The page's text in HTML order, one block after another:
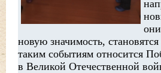
новую значимость,
таким событиям относится
в Великой Отечественной